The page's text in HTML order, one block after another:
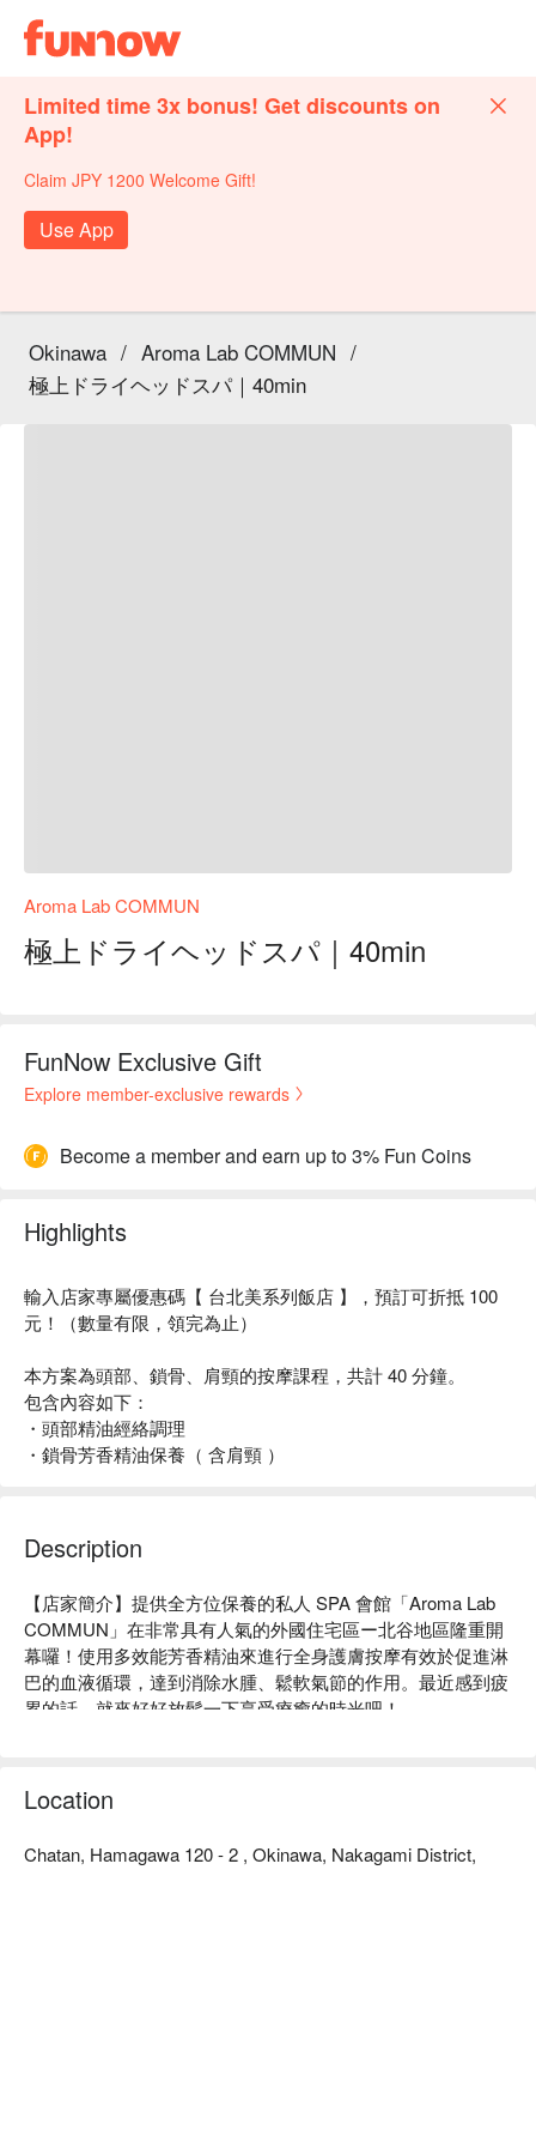
Limited time 3x bonus! Get discounts on
App!
Claim JPY 1200 Welcome Gift!
Use App
Okinawa / Aroma Lab COMMUN /
極上ドライヘッドスパ｜40min
Aroma Lab COMMUN
極上ドライヘッドスパ｜40min
FunNow Exclusive Gift
Explore member-exclusive rewards
Become a member and earn up to 3% Fun Coins
Highlights
輸入店家專屬優惠碼【 台北美系列飯店 】，預訂可折抵 100
元！（數量有限，領完為止）
本方案為頭部、鎖骨、肩頸的按摩課程，共計 40 分鐘。
包含內容如下：
・頭部精油經絡調理
・鎖骨芳香精油保養（ 含肩頸 ）
Description
【店家簡介】提供全方位保養的私人 SPA 會館「Aroma Lab
COMMUN」在非常具有人氣的外國住宅區ー北谷地區隆重開
幕囉！使用多效能芳香精油來進行全身護膚按摩有效於促進淋
巴的血液循環，達到消除水腫、鬆軟氣節的作用。最近感到疲
累的話，就來好好放鬆一下享受療癒的時光吧！
等您來享受！
頭部精油經絡調理：除了頭部的護理之外，也會針對鎖骨和肩
【店家理念】讓客人身心放鬆、恢復元氣，是我們最大的使
Location
Chatan, Hamagawa 120 - 2 , Okinawa, Nakagami District,